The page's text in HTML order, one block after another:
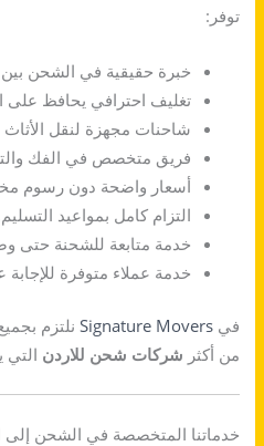
توفر:
خبرة حقيقية في الشحن بين
تغليف احترافي يحافظ على
شاحنات مجهزة لنقل الأثاث
فريق متخصص في الفك
أسعار واضحة دون رسوم
التزام كامل بمواعيد
خدمة متابعة للشحنة حتى
خدمة عملاء متوفرة
فيSignature Movers نلتزم
من أكثر شركات شحن للاردن التي
خدماتنا المتخصصة في الشحن إلى